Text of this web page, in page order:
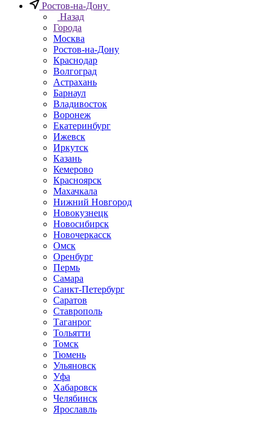
Ростов-на-Дону
Назад
Города
Москва
Ростов-на-Дону
Краснодар
Волгоград
Астрахань
Барнаул
Владивосток
Воронеж
Екатеринбург
Ижевск
Иркутск
Казань
Кемерово
Красноярск
Махачкала
Нижний Новгород
Новокузнецк
Новосибирск
Новочеркаcск
Омск
Оренбург
Пермь
Самара
Санкт-Петербург
Саратов
Ставрополь
Таганрог
Тольятти
Томск
Тюмень
Ульяновск
Уфа
Хабаровск
Челябинск
Ярославль